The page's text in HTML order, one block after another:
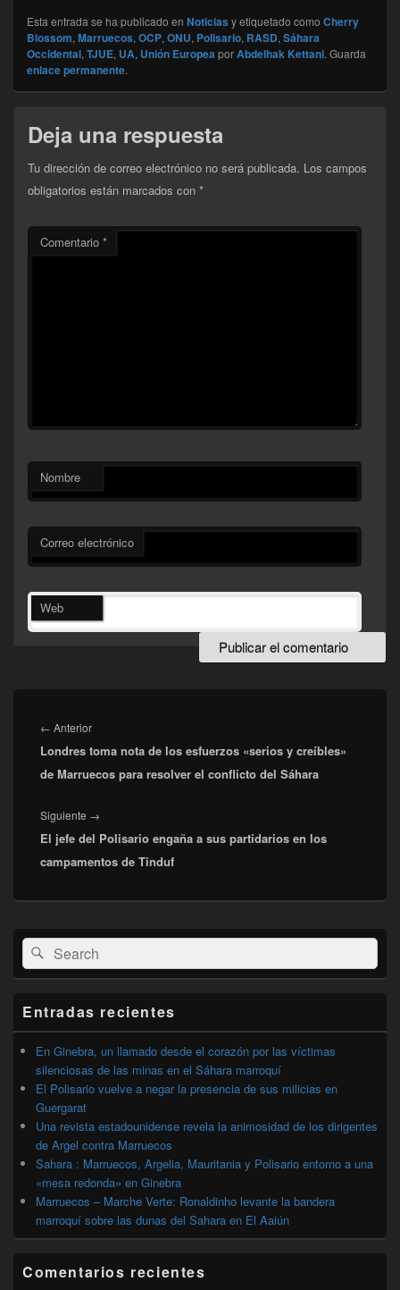
Esta entrada se ha publicado en Noticias y etiquetado como Cherry
Blossom, Marruecos, OCP, ONU, Polisario, RASD, Sáhara
Occidental, TJUE, UA, Unión Europea porAbdelhak Kettani. Guarda
enlace permanente.
Deja una respuesta
Tu dirección de correo electrónico no será publicada. Los campos
obligatorios están marcados con *
Comentario *
Nombre
Correo electrónico
Web
de
entradas
← AnteriorEntrada
anterior:
Londres toma nota de los esfuerzos «serios y creíbles»
de Marruecos para resolver el conflicto del Sáhara
Siguiente →
siguiente:
El jefe del Polisario engaña a sus partidarios en los
campamentos de Tinduf
El
área
de
widget
lateral
primaria
Buscar
por:
Buscar
Entradas recientes
En Ginebra, un llamado desde el corazón por las víctimas
silenciosas de las minas en el Sáhara marroquí
El Polisario vuelve a negar la presencia de sus milicias en
Guergarat
Una revista estadounidense revela la animosidad de los dirigentes
de Argel contra Marruecos
Sahara : Marruecos, Argelia, Mauritania y Polisario entorno a una
«mesa redonda» en Ginebra
Marruecos – Marche Verte: Ronaldinho levante la bandera
marroquí sobre las dunas del Sahara en El Aaiún
Comentarios recientes